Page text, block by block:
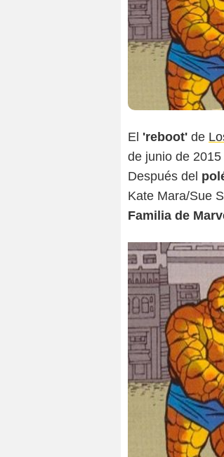
El 'reboot' de
de junio de
Después del
Kate Mara/Sue
Familia de